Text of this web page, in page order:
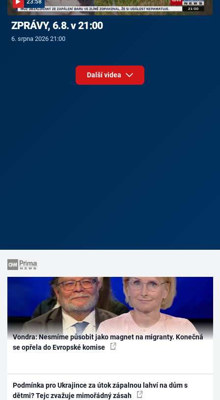
23:58
ZPRÁVY, 6.8. v 21:00
6. srpna 2026 21:00
Další videa
Vondra: Nesmíme působit jako magnet na migranty. Konečná
se opřela do Evropské komise
Podmínka pro Ukrajince za útok zápalnou lahví na dům s
dětmi? Tejc zvažuje mimořádný zásah